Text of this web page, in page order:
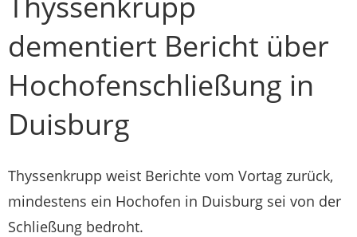
dementiert Bericht über
Hochofenschließung in
Duisburg
Thyssenkrupp weist Berichte vom Vortag zurück,
mindestens ein Hochofen in Duisburg sei von der
Schließung bedroht.